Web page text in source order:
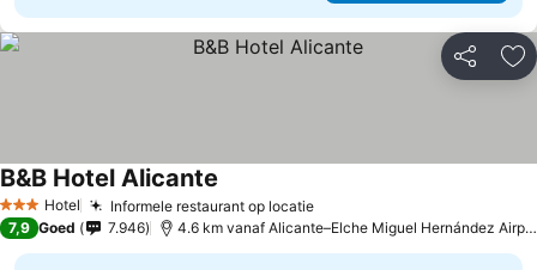
Delen
3 SterrenHotel Informele restaurant op locatie
B&B Hotel Alicante
7,9 Goed 7.946 4.6 km vanaf Alicante–Elche Miguel Hernández Airport